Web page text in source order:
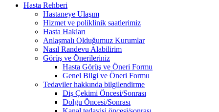
Hasta Rehberi
Hastaneye Ulaşım
Hizmet ve poliklinik saatlerimiz
Hasta Hakları
Anlaşmalı Olduğumuz Kurumlar
Nasıl Randevu Alabilirim
Görüş ve Önerileriniz
Hasta Görüş ve Öneri Formu
Genel Bilgi ve Öneri Formu
Tedaviler hakkında bilgilendirme
Diş Çekimi Öncesi/Sonrası
Dolgu Öncesi/Sonrası